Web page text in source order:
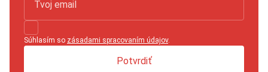
Súhlasím so zásadami spracovaním údajov.
Potvrdiť